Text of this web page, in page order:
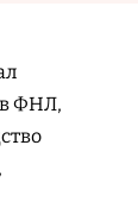
в ФНЛ,